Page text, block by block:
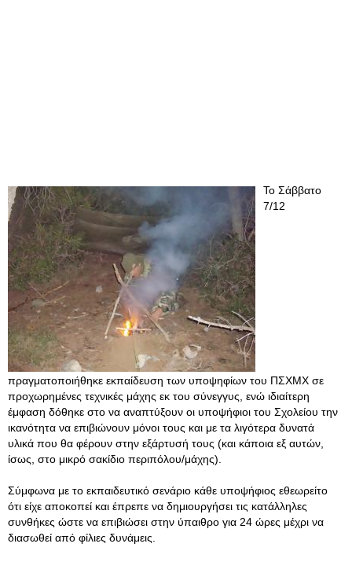
Το Σάββατο
7/12
πραγματοποιήθηκε εκπαίδευση των υποψηφίων του ΠΣΧΜΧ σε
προχωρημένες τεχνικές μάχης εκ του σύνεγγυς, ενώ ιδιαίτερη
έμφαση δόθηκε στο να αναπτύξουν οι υποψήφιοι του Σχολείου την
ικανότητα να επιβιώνουν μόνοι τους και με τα λιγότερα δυνατά
υλικά που θα φέρουν στην εξάρτυσή τους (και κάποια εξ αυτών,
ίσως, στο μικρό σακίδιο περιπόλου/μάχης).
Σύμφωνα με το εκπαιδευτικό σενάριο κάθε υποψήφιος εθεωρείτο
ότι είχε αποκοπεί και έπρεπε να δημιουργήσει τις κατάλληλες
συνθήκες ώστε να επιβιώσει στην ύπαιθρο για 24 ώρες μέχρι να
διασωθεί από φίλιες δυνάμεις.